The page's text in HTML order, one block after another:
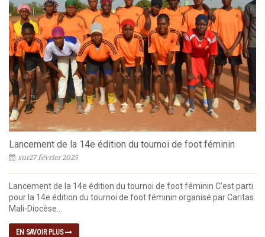
Lancement de la 14e édition du tournoi de foot féminin
sur27 février 2025
Lancement de la 14e édition du tournoi de foot féminin C’est parti
pour la 14e édition du tournoi de foot féminin organisé par Caritas
Mali-Diocèse...
EN SAVOIR PLUS